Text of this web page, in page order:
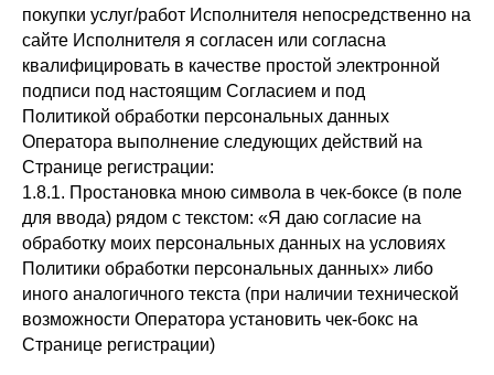
покупки услуг/работ Исполнителя непосредственно на
сайте Исполнителя я согласен или согласна
квалифицировать в качестве простой электронной
подписи под настоящим Согласием и под
Политикой обработки персональных данных
Оператора выполнение следующих действий на
Странице регистрации:
1.8.1. Простановка мною символа в чек-боксе (в поле
для ввода) рядом с текстом: «Я даю согласие на
обработку моих персональных данных на условиях
Политики обработки персональных данных» либо
иного аналогичного текста (при наличии технической
возможности Оператора установить чек-бокс на
Странице регистрации)